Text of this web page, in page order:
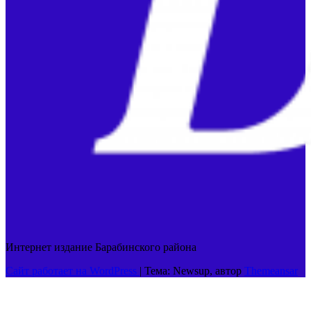
Интернет издание Барабинского района
Сайт работает на WordPress | Тема: Newsup, автор Themeansar